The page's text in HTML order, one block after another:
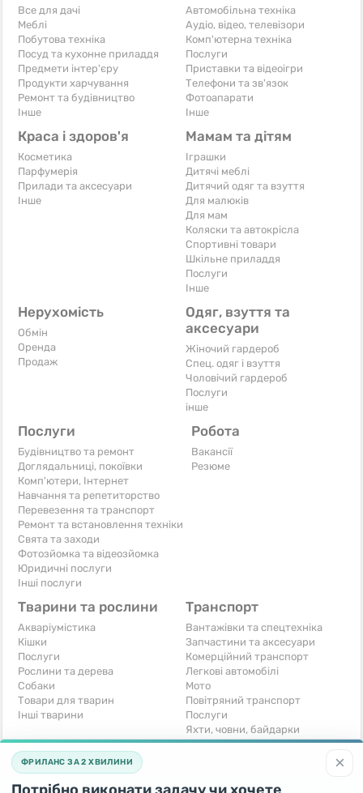
Все для дачі
Меблі
Побутова техніка
Посуд та кухонне приладдя
Предмети інтер'єру
Продукти харчування
Ремонт та будівництво
Iнше
Автомобільна техніка
Аудіо, відео, телевізори
Комп'ютерна техніка
Послуги
Приставки та відеоігри
Телефони та зв'язок
Фотоапарати
Iнше
Краса і здоров'я
Косметика
Парфумерія
Прилади та аксесуари
Iнше
Мамам та дітям
Іграшки
Дитячі меблі
Дитячий одяг та взуття
Для малюків
Для мам
Коляски та автокрісла
Спортивні товари
Шкільне приладдя
Послуги
Iнше
Нерухомість
Обмін
Оренда
Продаж
Одяг, взуття та
аксесуари
Жіночий гардероб
Спец. одяг і взуття
Чоловічий гардероб
Послуги
інше
Послуги
Будівництво та ремонт
Доглядальниці, покоївки
Комп'ютери, Інтернет
Навчання та репетиторство
Перевезення та транспорт
Ремонт та встановлення техніки
Свята та заходи
Фотозйомка та відеозйомка
Юридичні послуги
Інші послуги
Робота
Вакансії
Резюме
Тварини та рослини
Акваріумістика
Кішки
Послуги
Рослини та дерева
Собаки
Товари для тварин
Інші тварини
Транспорт
Вантажівки та спецтехніка
Запчастини та аксесуари
Комерційний транспорт
Легкові автомобілі
Мото
Повітряний транспорт
Послуги
Яхти, човни, байдарки
Інші транспортні засоби
Хобі та відпочинок
Книги та журнали Готовий бізнес
×
ФРИЛАНС ЗА 2 ХВИЛИНИ